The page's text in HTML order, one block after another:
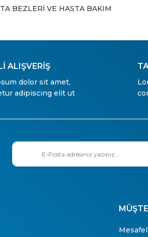
BEZLERİ VE HASTA BAKIM
ALIŞVERİŞ
dolor sit amet,
adipiscing elit ut